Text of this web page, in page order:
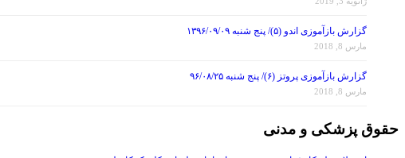
گزارش بازآموزی اندو (۵)/ پنج شنبه ۱۳۹۶/۰۹/۰۹
مارس 8, 2018
گزارش بازآموزی پروتز (۶)/ پنج شنبه ۹۶/۰۸/۲۵
مارس 8, 2018
حقوق پزشکی و مدنی